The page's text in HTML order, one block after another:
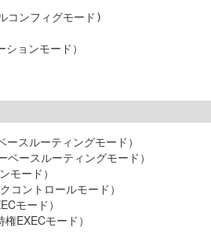
コンフィグモード)
ースルーティングモード）
ベースルーティングモード）
モード）
コントロールモード）
モード）
権EXECモード）